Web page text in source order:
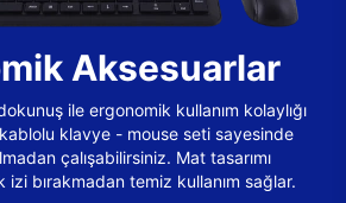
Aksesuarlar
ile ergonomik kullanım kolaylığı
klavye - mouse seti sayesinde
çalışabilirsiniz. Mat tasarımı
izi bırakmadan temiz kullanım sağlar.